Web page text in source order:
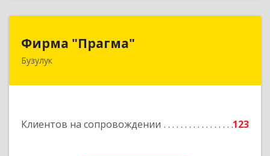
Фирма "Прагма"
Бузулук
Клиентов на сопровождении 123
461040, Оренбургская обл, Бузулукский р-н,